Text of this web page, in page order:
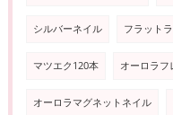
シルバーネイル フラット
マツエク120本 オーロラフ
オーロラマグネットネイル